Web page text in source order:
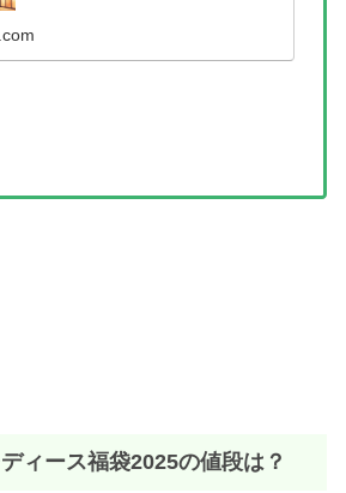
加算されるんですよね。しかも、...
ィース福袋2025の値段は？